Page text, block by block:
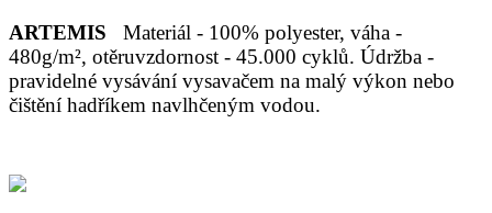
ARTEMIS
Materiál - 100% polyester, váha -
480g/m², otěruvzdornost - 45.000 cyklů. Údržba -
pravidelné vysávání vysavačem na malý výkon nebo
čištění hadříkem navlhčeným vodou.